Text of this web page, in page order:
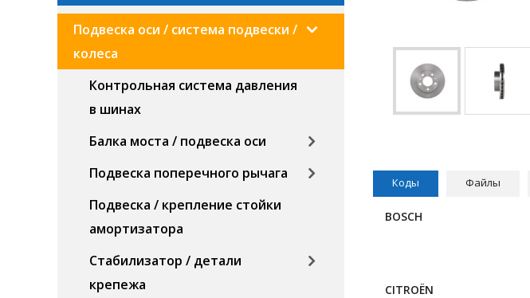
Подвеска оси / система подвески /
колеса
Контрольная система давления
в шинах
Балка моста / подвеска оси
Подвеска поперечного рычага
Подвеска / крепление стойки
амортизатора
Стабилизатор / детали
крепежа
Коды Файлы
BOSCH
CITROËN